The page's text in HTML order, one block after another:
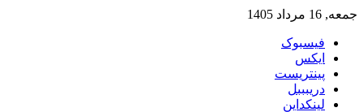
جمعه, 16 مرداد 1405
فیسبوک
ایکس
پینتریست
دریبببل
لینکداین